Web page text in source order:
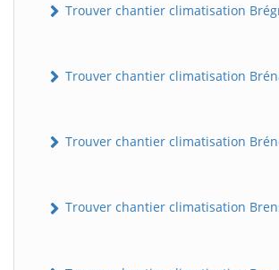
Trouver chantier climatisation
Trouver chantier climatisation
Trouver chantier climatisation
Trouver chantier climatisation